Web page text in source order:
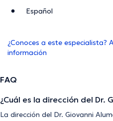
Español
¿Conoces a este especialista?
información
FAQ
¿Cuál es la dirección del Dr.
La dirección del Dr. Giovanni